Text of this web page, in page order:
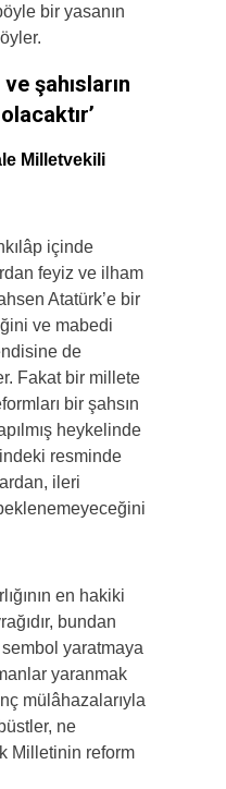
bir yasanın
ve şahısların
Milletvekili
içinde
feyiz ve ilham
Atatürk’e bir
ve mabedi
de
Fakat bir millete
bir şahsın
heykelinde
resminde
ileri
en hakiki
bundan
yaratmaya
yaranmak
mülâhazalarıyla
ne
Milletinin reform